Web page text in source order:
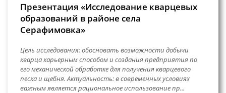
Презентация «Исследование кварцевых
образований в районе села
Серафимовка»
Цель исследования: обосновать возможности добычи
кварца карьерным способом и создания предприятия по
его механической обработке для получения кварцевого
песка и щебня. Актуальность: в современных условиях
важным является рациональное использование пр...